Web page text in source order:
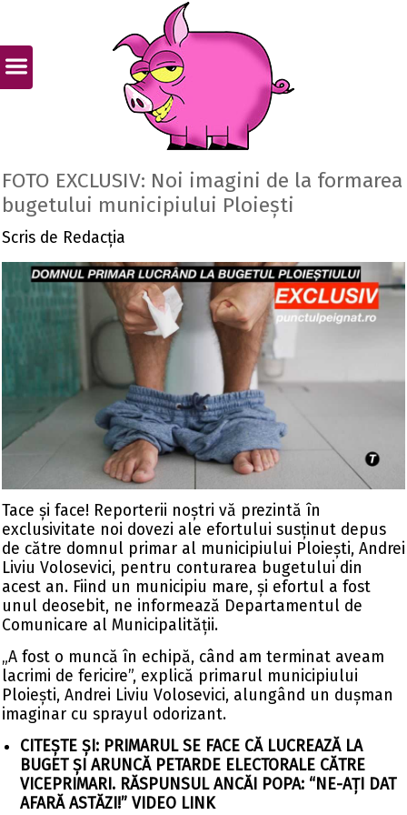
FOTO EXCLUSIV: Noi imagini de la formarea
bugetului municipiului Ploiești
Scris de Redacția
Tace și face! Reporterii noștri vă prezintă în
exclusivitate noi dovezi ale efortului susținut depus
de către domnul primar al municipiului Ploiești, Andrei
Liviu Volosevici, pentru conturarea bugetului din
acest an. Fiind un municipiu mare, și efortul a fost
unul deosebit, ne informează Departamentul de
Comunicare al Municipalității.
„A fost o muncă în echipă, când am terminat aveam
lacrimi de fericire”, explică primarul municipiului
Ploiești, Andrei Liviu Volosevici, alungând un dușman
imaginar cu sprayul odorizant.
CITEȘTE ȘI: PRIMARUL SE FACE CĂ LUCREAZĂ LA
BUGET ȘI ARUNCĂ PETARDE ELECTORALE CĂTRE
VICEPRIMARI. RĂSPUNSUL ANCĂI POPA: “NE-AȚI DAT
AFARĂ ASTĂZI!” VIDEO LINK